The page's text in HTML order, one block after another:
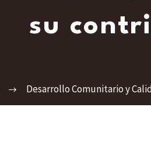
su
Desarrollo Comunitario y